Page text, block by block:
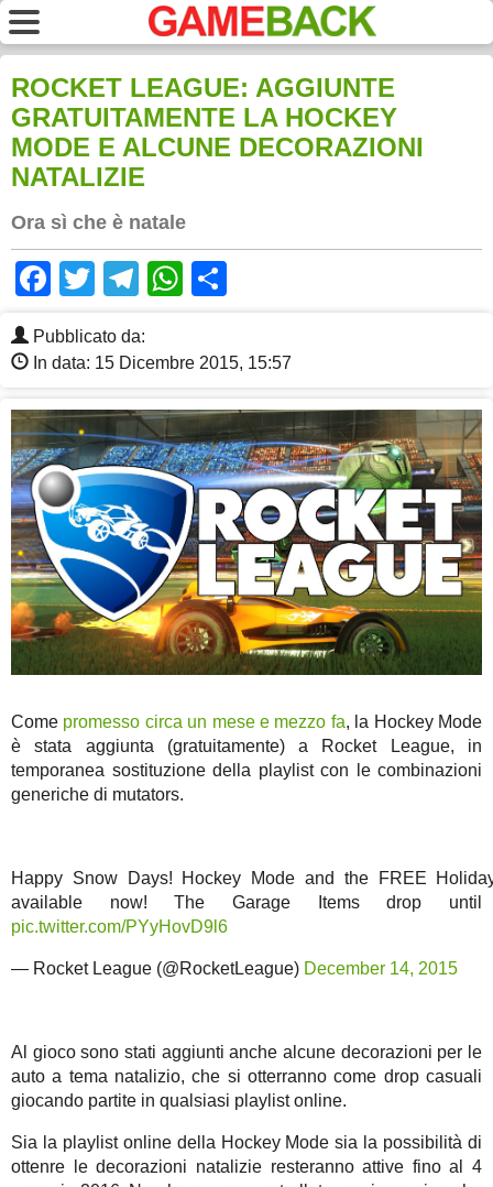
ROCKET LEAGUE: AGGIUNTE
GRATUITAMENTE LA HOCKEY
MODE E ALCUNE DECORAZIONI
NATALIZIE
Ora sì che è natale
Facebook
TwitterTelegram
WhatsApp
Pubblicato da:
In data: 15 Dicembre 2015, 15:57
Come promesso circa un mese e mezzo fa, la Hockey Mode
è stata aggiunta (gratuitamente) a Rocket League, in
temporanea sostituzione della playlist con le combinazioni
generiche di mutators.
Happy Snow Days! Hockey Mode and the FREE
available now! The Garage Items drop
pic.twitter.com/PYyHovD9l6
— Rocket League (@RocketLeague) December 14, 2015
Al gioco sono stati aggiunti anche alcune decorazioni per le
auto a tema natalizio, che si otterranno come drop casuali
giocando partite in qualsiasi playlist online.
Sia la playlist online della Hockey Mode sia la possibilità di
ottenre le decorazioni natalizie resteranno attive fino al 4